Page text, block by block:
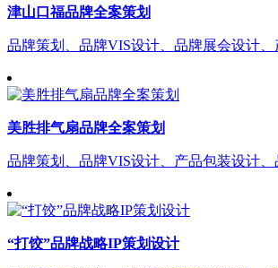
津山口福品牌全案策划
品牌策划、品牌VIS设计、品牌展会设计
美胜排气扇品牌全案策划
品牌策划、品牌VIS设计、产品包装设计、
“打饺”品牌战略IP策划设计